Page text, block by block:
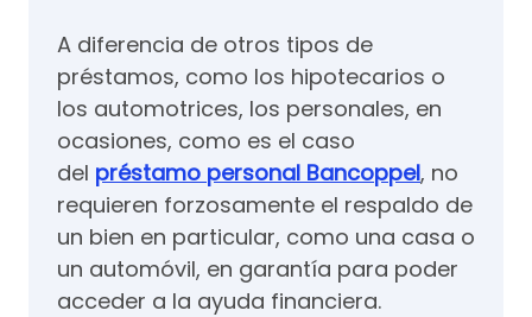
A diferencia de otros tipos de
préstamos, como los hipotecarios o
los automotrices, los personales, en
ocasiones, como es el caso
del préstamo personal Bancoppel, no
requieren forzosamente el respaldo de
un bien en particular, como una casa o
un automóvil, en garantía para poder
acceder a la ayuda financiera.